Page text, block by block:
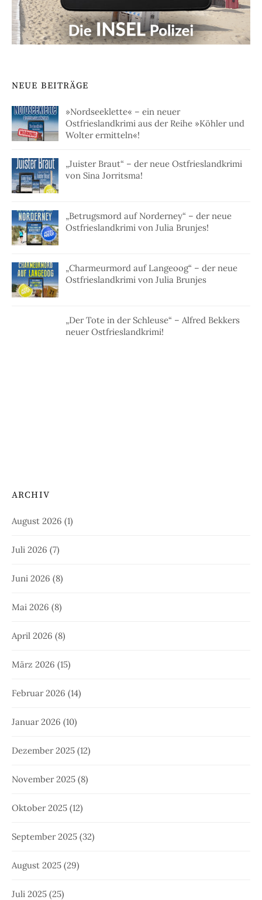
NEUE BEITRÄGE
»Nordseeklette« – ein neuer
Ostfrieslandkrimi aus der Reihe »Köhler und
Wolter ermitteln«!
„Juister Braut“ – der neue Ostfrieslandkrimi
von Sina Jorritsma!
„Betrugsmord auf Norderney“ – der neue
Ostfrieslandkrimi von Julia Brunjes!
„Charmeurmord auf Langeoog“ – der neue
Ostfrieslandkrimi von Julia Brunjes
„Der Tote in der Schleuse“ – Alfred Bekkers
neuer Ostfrieslandkrimi!
ARCHIV
August 2026 (1)
Juli 2026 (7)
Juni 2026 (8)
Mai 2026 (8)
April 2026 (8)
März 2026 (15)
Februar 2026 (14)
Januar 2026 (10)
Dezember 2025 (12)
November 2025 (8)
Oktober 2025 (12)
September 2025 (32)
August 2025 (29)
Juli 2025 (25)